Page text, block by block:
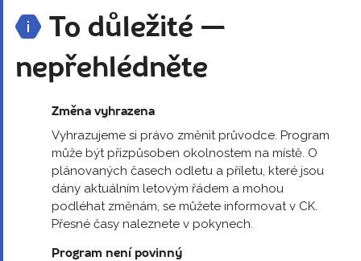
To důležité —
nepřehlédněte
Změna vyhrazena
Vyhrazujeme si právo změnit průvodce. Program
může být přizpůsoben okolnostem na místě. O
plánovaných časech odletu a příletu, které jsou
dány aktuálním letovým řádem a mohou
podléhat změnám, se můžete informovat v CK.
Přesné časy naleznete v pokynech.
Program není povinný